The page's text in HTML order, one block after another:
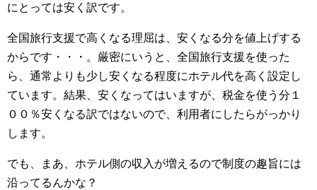
にとっては安く訳です。
全国旅行支援で高くなる理屈は、安くなる分を値上げする
からです・・・。厳密にいうと、全国旅行支援を使った
ら、通常よりも少し安くなる程度にホテル代を高く設定し
ています。結果、安くなってはいますが、税金を使う分１
００％安くなる訳ではないので、利用者にしたらがっかり
します。
でも、まあ、ホテル側の収入が増えるので制度の趣旨には
沿ってるんかな？